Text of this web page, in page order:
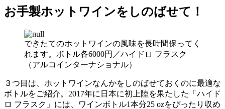
お手製ホットワインをしのばせて！
できたてのホットワインの風味を長時間保ってく
れます。ボトル各6000円／ハイドロ フラスク
（アルコインターナショナル）
３つ目は、ホットワインなんかをしのばせておくのに最適な
ボトルをご紹介。2017年に日本に初上陸を果たした「ハイド
ロ フラスク」には、ワインボトル1本分25 ozをぴったり収め